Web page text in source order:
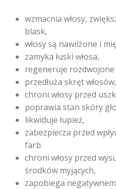
wzmacnia włosy,
blask,
włosy są nawilżone i
zamyka łuski włosa,
regeneruje
przedłuża skręt włosów,
chroni włosy przed
poprawia stan skóry
likwiduje łupież,
zabezpiecza przed
farb
chroni włosy przed
środków myjących,
zapobiega